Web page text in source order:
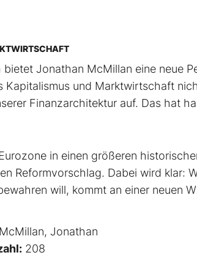
Jonathan McMillan eine neue
und Marktwirtschaft
Finanzarchitektur auf. Das hat
in einen größeren
Reformvorschlag. Dabei wird klar:
will, kommt an einer neuen
McMillan, Jonathan
208